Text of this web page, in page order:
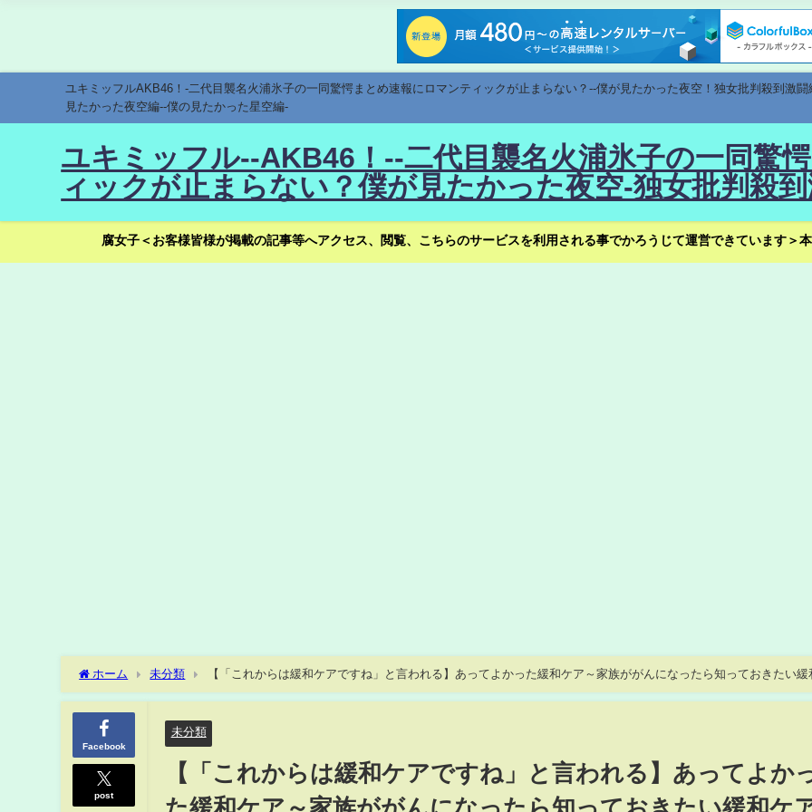
ユキミッフルAKB46！-二代目襲名火浦氷子の一同驚愕まとめ速報にロマンティックが止まらない？--僕が見たかった夜空！独女批判殺到激
見たかった夜空編--僕の見たかった星空編-
ユキミッフル--AKB46！--二代目襲名火浦氷子の一同驚
ィックが止まらない？僕が見たかった夜空-独女批判殺
腐女子＜お客様皆様が掲載の記事等へアクセス、閲覧、こちらのサービスを利用される事でかろうじて運営できています＞
ホーム 未分類
【「これからは緩和ケアですね」と言われる】あってよかった緩和ケア～家族ががんになったら知っておきたい緩
ア～第3話
Facebook
post
未分類
【「これからは緩和ケアですね」と言われる】あってよか
た緩和ケア～家族ががんになったら知っておきたい緩和ケ